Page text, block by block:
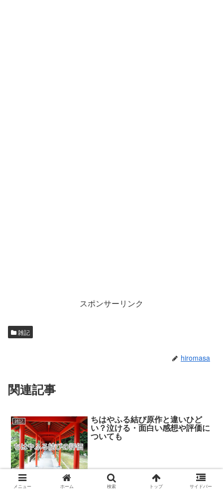
スポンサーリンク
雑記
hiromasa
関連記事
雑記 ちはやふる結び原作と違いひど
い？泣ける・面白い感想や評価に
ついても
どうも！土谷ヒロです。 映画「ちはやふる結び」は、２０１６年公
開の「ちはやふる -上の句-」「ちはやふる -下の句-」の完結編として
メニュー ホーム 検索 トップ サイドバー